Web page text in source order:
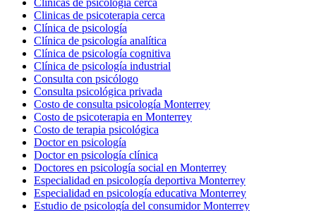
Clinicas de psicología cerca
Clinicas de psicoterapia cerca
Clínica de psicología
Clínica de psicología analítica
Clínica de psicología cognitiva
Clínica de psicología industrial
Consulta con psicólogo
Consulta psicológica privada
Costo de consulta psicología Monterrey
Costo de psicoterapia en Monterrey
Costo de terapia psicológica
Doctor en psicología
Doctor en psicología clínica
Doctores en psicología social en Monterrey
Especialidad en psicología deportiva Monterrey
Especialidad en psicología educativa Monterrey
Estudio de psicología del consumidor Monterrey